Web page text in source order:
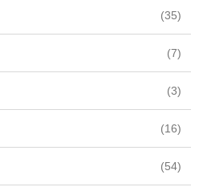
(35)
(7)
(3)
(16)
(54)